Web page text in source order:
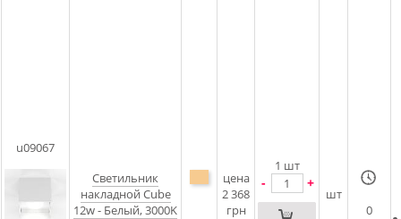
u09067
Светильник
накладной Cube
12w - Белый, 3000K
цена
2 368
грн
1 шт
- +
шт
0